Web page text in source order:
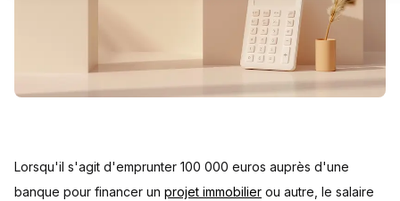
Lorsqu'il s'agit d'emprunter 100 000 euros auprès d'une
banque pour financer un projet immobilier ou autre, le salaire